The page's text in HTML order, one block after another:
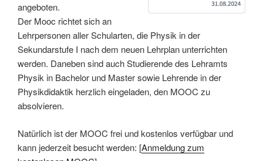
angeboten.
Der Mooc richtet sich an
Lehrpersonen aller Schularten, die Physik in der
Sekundarstufe I nach dem neuen Lehrplan unterrichten
werden. Daneben sind auch Studierende des Lehramts
Physik in Bachelor und Master sowie Lehrende in der
Physikdidaktik herzlich eingeladen, den MOOC zu
absolvieren.
Natürlich ist der MOOC frei und kostenlos verfügbar und
kann jederzeit besucht werden: [Anmeldung zum